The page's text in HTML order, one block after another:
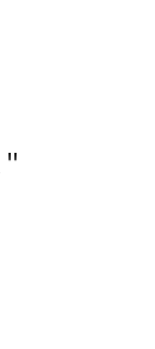
"